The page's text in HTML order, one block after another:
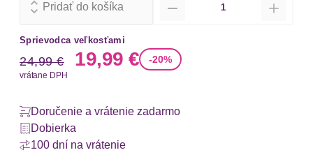
Pridať do košíka
Sprievodca veľkosťami
Stará cena
24,99 € Nová cena
19,99 € -20%
vrátane DPH
Doručenie a vrátenie zadarmo
Dobierka
100 dní na vrátenie